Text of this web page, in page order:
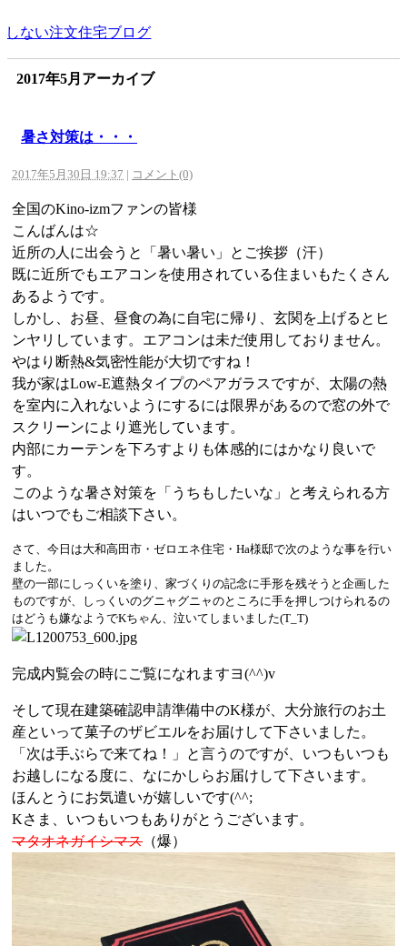
2017年5月アーカイブ
暑さ対策は・・・
2017年5月30日 19:37 コメント(0)
全国のKino-izmファンの皆様
こんばんは☆
近所の人に出会うと「暑い暑い」とご挨拶（汗）
既に近所でもエアコンを使用されている住まいもたくさん
あるようです。
しかし、お昼、昼食の為に自宅に帰り、玄関を上げるとヒ
ンヤリしています。エアコンは未だ使用しておりません。
やはり断熱&気密性能が大切ですね！
我が家はLow-E遮熱タイプのペアガラスですが、太陽の熱
を室内に入れないようにするには限界があるので窓の外で
スクリーンにより遮光しています。
内部にカーテンを下ろすよりも体感的にはかなり良いで
す。
このような暑さ対策を「うちもしたいな」と考えられる方
はいつでもご相談下さい。
さて、今日は大和高田市・ゼロエネ住宅・Ha様邸で次のような事を行い
ました。
壁の一部にしっくいを塗り、家づくりの記念に手形を残そうと企画した
ものですが、しっくいのグニャグニャのところに手を押しつけられるの
はどうも嫌なようでKちゃん、泣いてしまいました(T_T)
完成内覧会の時にご覧になれますヨ(^^)v
そして現在建築確認申請準備中のK様が、大分旅行のお土
産といって菓子のザビエルをお届けして下さいました。
「次は手ぶらで来てね！」と言うのですが、いつもいつも
お越しになる度に、なにかしらお届けして下さいます。
ほんとうにお気遣いが嬉しいです(^^;
Kさま、いつもいつもありがとうございます。
マタオネガイシマス （爆）